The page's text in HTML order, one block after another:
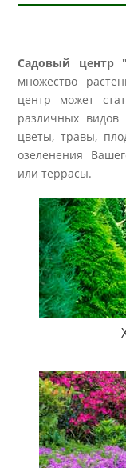
Садовый центр
множество
центр может
различных видов
цветы, травы,
озеленения
или террасы.